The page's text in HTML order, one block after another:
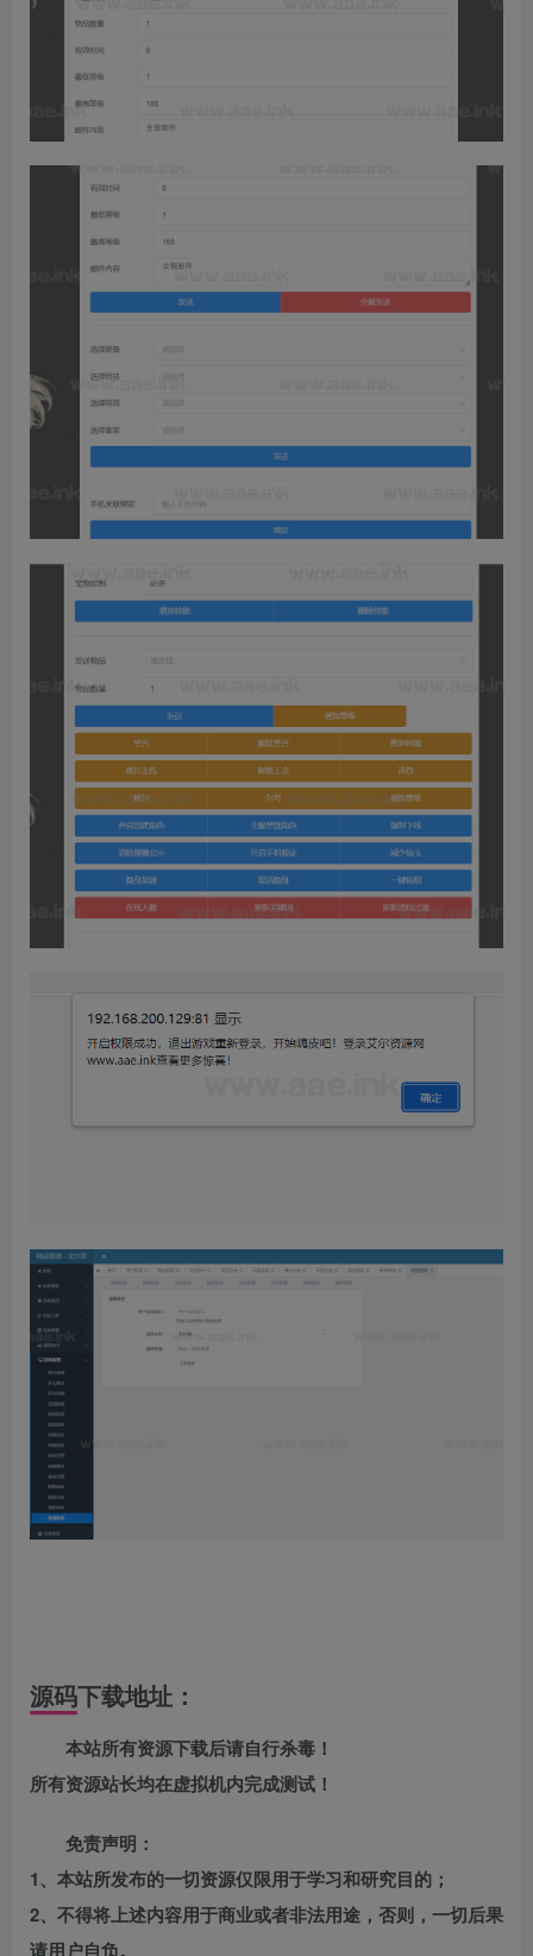
源码下载地址：
本站所有资源下载后请自行杀毒！
所有资源站长均在虚拟机内完成测试！
免责声明：
1、本站所发布的一切资源仅限用于学习和研究目的；
2、不得将上述内容用于商业或者非法用途，否则，一切后果
请用户自负。